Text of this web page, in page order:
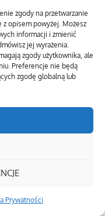
zgody na przetwarzanie
z opisem powyżej. Możesz
informacji i zmienić
jej wyrażenia.
zgody użytkownika, ale
Preferencje nie będą
zgodę globalną lub
Prywatności